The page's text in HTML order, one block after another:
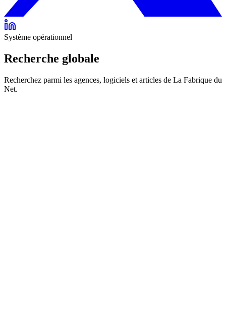
Système opérationnel
Recherche globale
Recherchez parmi les agences, logiciels et articles de La Fabrique du
Net.